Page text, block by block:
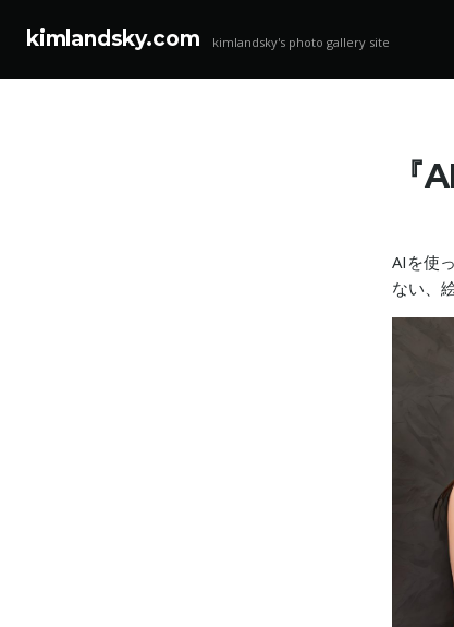
kimlandsky.com kimlandsky's photo gallery site
『
AIを使
ない、